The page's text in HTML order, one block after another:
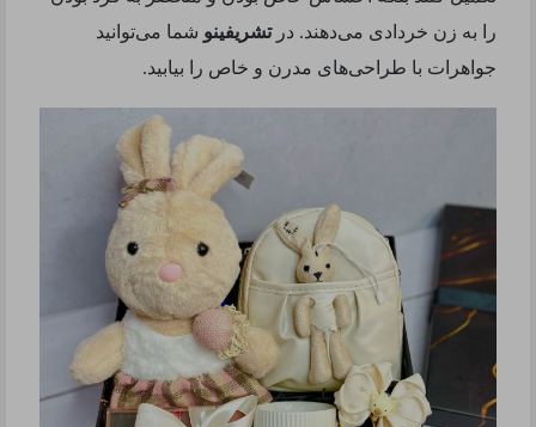
را به زن خردادی می‌دهند. درتشریفینو شما می‌توانید
جواهرات با طراحی‌های مدرن و خاص را بیابید.